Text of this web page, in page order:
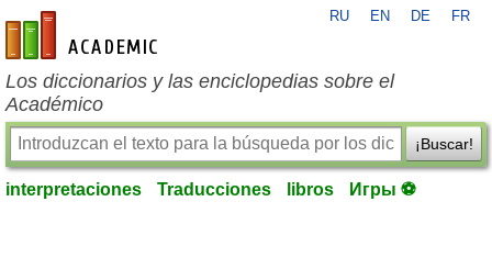
es-academic.com
RU EN DE FR
Los diccionarios y las enciclopedias sobre el
Académico
¡Buscar!
interpretaciones Traducciones libros Игры ⚽